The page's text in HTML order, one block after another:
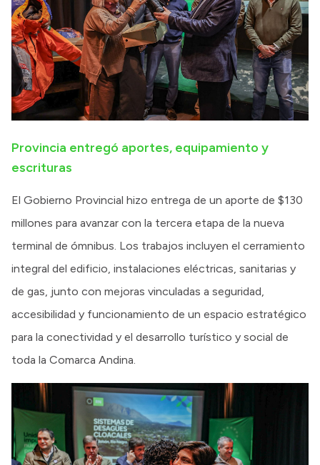
Provincia entregó aportes, equipamiento y
escrituras
El Gobierno Provincial hizo entrega de un aporte de $130
millones para avanzar con la tercera etapa de la nueva
terminal de ómnibus. Los trabajos incluyen el cerramiento
integral del edificio, instalaciones eléctricas, sanitarias y
de gas, junto con mejoras vinculadas a seguridad,
accesibilidad y funcionamiento de un espacio estratégico
para la conectividad y el desarrollo turístico y social de
toda la Comarca Andina.